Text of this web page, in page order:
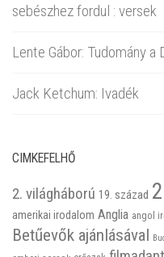
sebészhez fordul : versek
Lente Gábor: Tudomány a
Jack Ketchum: Ivadék
CIMKEFELHŐ
2. világháború 19. század
amerikai irodalom Anglia angol
Betűevők ajánlásával